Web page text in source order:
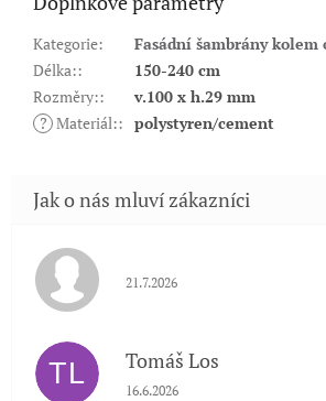
Kategorie:
Fasádní šambrány kolem
Délka::
150-240 cm
Rozměry::
v.100 x h.29 mm
? Materiál:: polystyren/cement
Hodnocení obchodu je 5 z 5
21.7.2026
TL Tomáš Los
Hodnocení obchodu je 5 z 5
16.6.2026